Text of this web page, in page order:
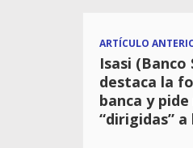
ARTÍCULO
Isasi
destaca la
banca y
“dirigidas” a